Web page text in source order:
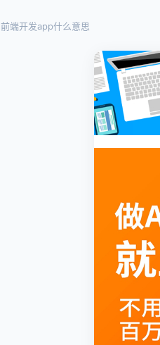
前端开发app什么意思